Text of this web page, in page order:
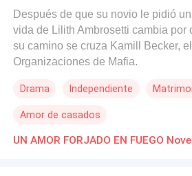
Después de que su novio le pidió
vida de Lilith Ambrosetti cambia por
su camino se cruza Kamill Becker,
Organizaciones de Mafia.
Drama Independiente
Amor de casados